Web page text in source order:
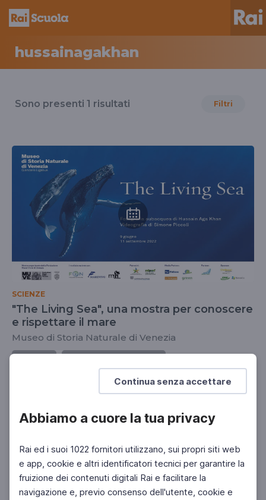
Continua senza accettare
Abbiamo a cuore la tua privacy
Rai ed i suoi 1022 fornitori utilizzano, sui propri siti web
e app, cookie e altri identificatori tecnici per garantire la
fruizione dei contenuti digitali Rai e facilitare la
navigazione e, previo consenso dell'utente, cookie e
hussainagakhan
il
hussainagakhan
Sono presenti 1 risultati Filtri
SCIENZE
"The Living Sea", una mostra per conoscere
e rispettare il mare
Museo di Storia Naturale di Venezia
DOCENTI
SCUOLA SECONDARIA 2°